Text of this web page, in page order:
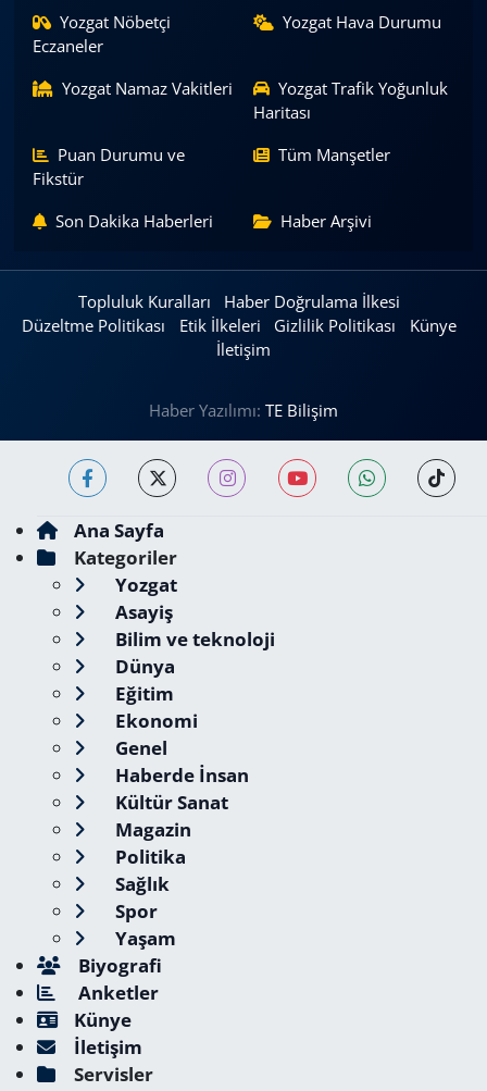
Yozgat Nöbetçi
Eczaneler
Yozgat Hava Durumu
Yozgat Namaz Vakitleri
Yozgat Trafik Yoğunluk
Haritası
Puan Durumu ve
Fikstür
Tüm Manşetler
Son Dakika Haberleri Haber Arşivi
Topluluk Kuralları
Haber Doğrulama İlkesi
Düzeltme Politikası
Etik İlkeleri Gizlilik Politikası
Künye
İletişim
Haber Yazılımı: TE Bilişim
Ana Sayfa
Kategoriler
Yozgat
Asayiş
Bilim ve teknoloji
Dünya
Eğitim
Ekonomi
Genel
Haberde İnsan
Kültür Sanat
Magazin
Politika
Sağlık
Spor
Yaşam
Biyografi
Anketler
Künye
İletişim
Servisler